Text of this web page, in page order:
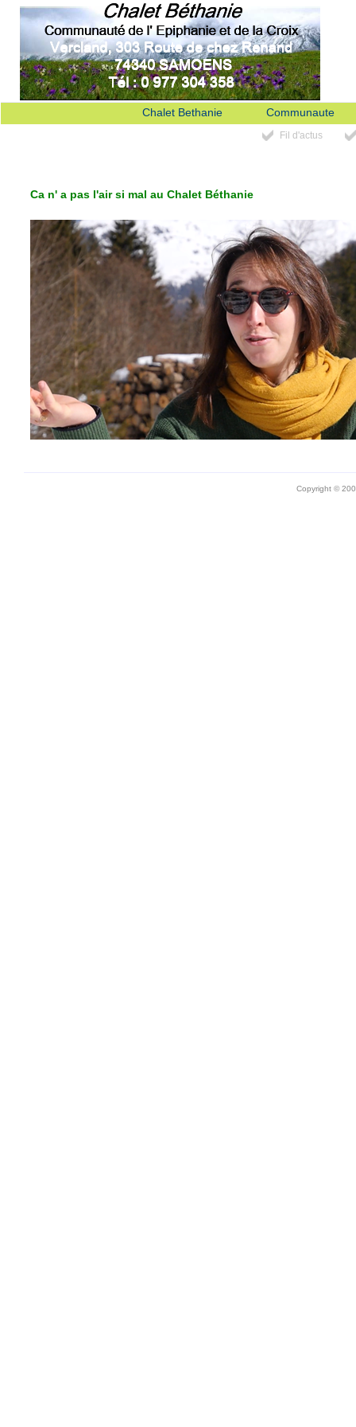
Chalet Bethanie Communaute
Fil d'actus
Ca n' a pas l'air si mal au Chalet Béthanie
Copyright ©